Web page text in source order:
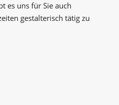
es uns für Sie auch
gestalterisch tätig zu